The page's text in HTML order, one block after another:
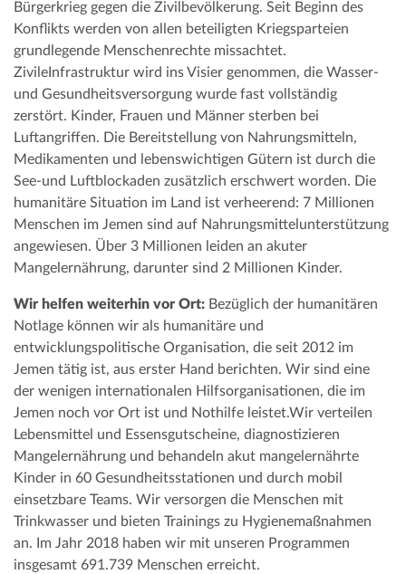
Bürgerkrieg gegen die Zivilbevölkerung. Seit Beginn des
Konflikts werden von allen beteiligten Kriegsparteien
grundlegende Menschenrechte missachtet.
ZivileInfrastruktur wird ins Visier genommen, die Wasser-
und Gesundheitsversorgung wurde fast vollständig
zerstört. Kinder, Frauen und Männer sterben bei
Luftangriffen. Die Bereitstellung von Nahrungsmitteln,
Medikamenten und lebenswichtigen Gütern ist durch die
See-und Luftblockaden zusätzlich erschwert worden. Die
humanitäre Situation im Land ist verheerend: 7 Millionen
Menschen im Jemen sind auf Nahrungsmittelunterstützung
angewiesen. Über 3 Millionen leiden an akuter
Mangelernährung, darunter sind 2 Millionen Kinder.
Wir helfen weiterhin vor Ort: Bezüglich der humanitären
Notlage können wir als humanitäre und
entwicklungspolitische Organisation, die seit 2012 im
Jemen tätig ist, aus erster Hand berichten. Wir sind eine
der wenigen internationalen Hilfsorganisationen, die im
Jemen noch vor Ort ist und Nothilfe leistet.Wir verteilen
Lebensmittel und Essensgutscheine, diagnostizieren
Mangelernährung und behandeln akut mangelernährte
Kinder in 60 Gesundheitsstationen und durch mobil
einsetzbare Teams. Wir versorgen die Menschen mit
Trinkwasser und bieten Trainings zu Hygienemaßnahmen
an. Im Jahr 2018 haben wir mit unseren Programmen
insgesamt 691.739 Menschen erreicht.